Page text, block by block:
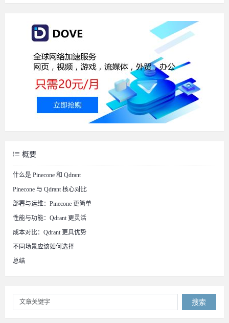
概要
什么是 Pinecone 和 Qdrant
Pinecone 与 Qdrant 核心对比
部署与运维：Pinecone 更简单
性能与功能：Qdrant 更灵活
成本对比：Qdrant 更具优势
不同场景应该如何选择
总结
搜索